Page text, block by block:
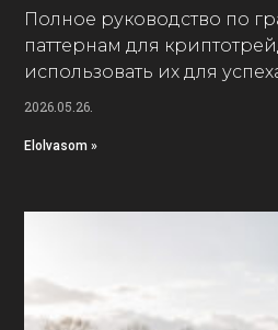
Полное руководство по
паттернам для
использовать их для
2026.05.26.
Elolvasom »